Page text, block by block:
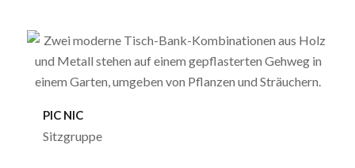
PIC NIC
Sitzgruppe